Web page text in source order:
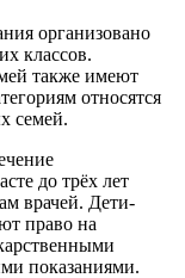
организовано
классов.
также имеют
относятся
семей.
до трёх лет
врачей. Дети-
право на
показаниями.